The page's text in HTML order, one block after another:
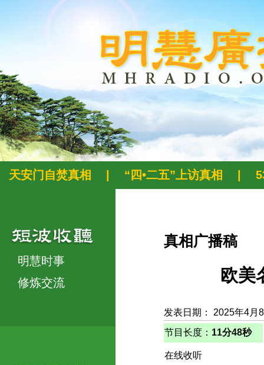
天安门自焚真相 “四•二五”上访真相
明慧时事
修炼交流
真相广播稿
欧美
发表日期： 2025年4月
节目长度： 11分48秒
在线收听